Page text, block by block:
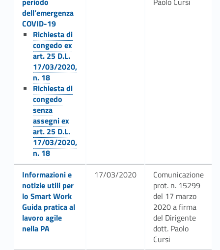
dell’emergenza
COVID-19
Link identifier #identifier__157318-7
Richiesta di
congedo ex
art. 25 D.L.
17/03/2020,
n. 18
Link identifier #identifier__107033-8
Richiesta di
congedo
senza
assegni ex
art. 25 D.L.
17/03/2020,
n. 18
Link identifier #identifier__18590-9
Informazioni e
notizie utili per
lo Smart WorkLink identifier #identifier__84097-10
Guida pratica al
lavoro agile
nella PA
17/03/2020
Comunicazione
prot. n. 15299
del 17 marzo
2020 a firma
del Dirigente
dott. Paolo
Cursi